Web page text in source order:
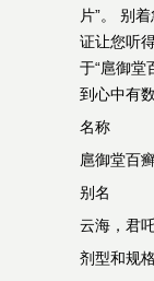
片”。 别
证让您听
于“扈御堂
到心中有
名称
扈御堂百
别名
云海，君
剂型和规